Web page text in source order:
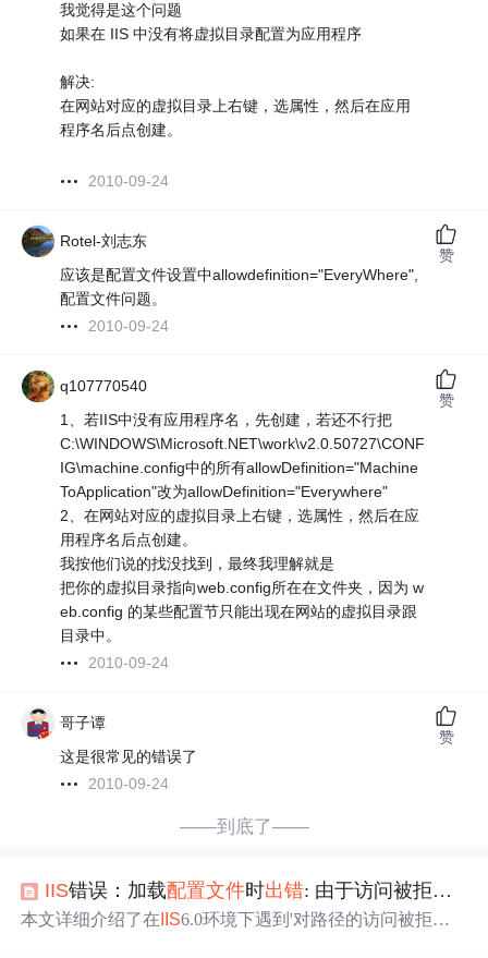
我觉得是这个问题
如果在 IIS 中没有将虚拟目录配置为应用程序
解决:
在网站对应的虚拟目录上右键，选属性，然后在应用
程序名后点创建。
2010-09-24
Rotel-刘志东
应该是配置文件设置中allowdefinition="EveryWhere",
配置文件问题。
2010-09-24
赞
q107770540
1、若IIS中没有应用程序名，先创建，若还不行把
C:\WINDOWS\Microsoft.NET\work\v2.0.50727\CONF
IG\machine.config中的所有allowDefinition="Machine
ToApplication"改为allowDefinition="Everywhere"
2、在网站对应的虚拟目录上右键，选属性，然后在应
用程序名后点创建。
我按他们说的找没找到，最终我理解就是
把你的虚拟目录指向web.config所在在文件夹，因为 w
eb.config 的某些配置节只能出现在网站的虚拟目录跟
目录中。
2010-09-24
赞
哥子谭
这是很常见的错误了
2010-09-24
赞
——到底了——
IIS错误：加载配置文件时出错: 由于访问被拒绝,未能开始监视对 XX 文件的更改
本文详细介绍了在 IIS6.0环境下遇到'对路径的访问被拒